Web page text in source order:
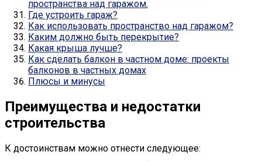
пространства над гаражом.
Где устроить гараж?
Как использовать пространство над гаражом?
Каким должно быть перекрытие?
Какая крыша лучше?
Как сделать балкон в частном доме: проекты
балконов в частных домах
Плюсы и минусы
Преимущества и недостатки
строительства
К достоинствам можно отнести следующее: